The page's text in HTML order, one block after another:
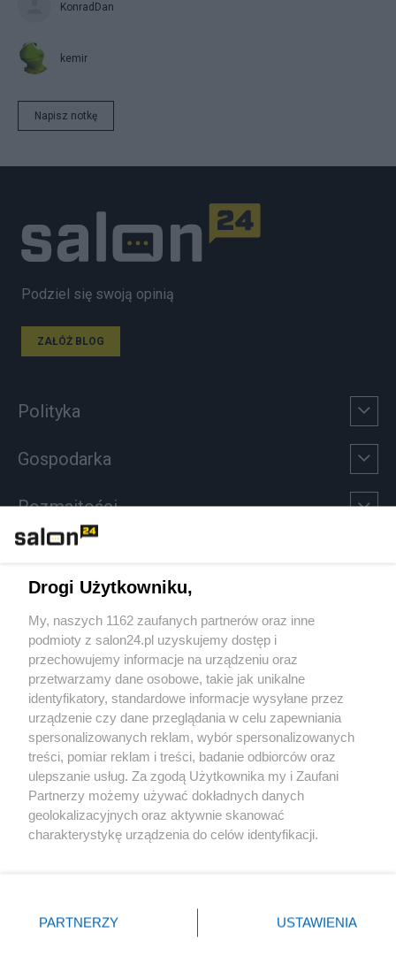
KonradDan
kemir
Napisz notkę
Podziel się swoją opinią
ZAŁÓŻ BLOG
Polityka
Gospodarka
Rozmaitości
Sport
Społeczeństwo
Kultura
X Facebook Instagram Youtube
Drogi Użytkowniku,
My, naszych 1162 zaufanych partnerów oraz inne
podmioty z salon24.pl uzyskujemy dostęp i
przechowujemy informacje na urządzeniu oraz
przetwarzamy dane osobowe, takie jak unikalne
identyfikatory, standardowe informacje wysyłane przez
urządzenie czy dane przeglądania w celu zapewniania
spersonalizowanych reklam, wybór spersonalizowanych
treści, pomiar reklam i treści, badanie odbiorców oraz
ulepszanie usług. Za zgodą Użytkownika my i Zaufani
Partnerzy możemy używać dokładnych danych
geolokalizacyjnych oraz aktywnie skanować
charakterystykę urządzenia do celów identyfikacji.
zmienić/wycofać klikając przycisk ustawień prywatności
znajdujący się w lewym dolnym rogu strony
PARTNERZY USTAWIENIA